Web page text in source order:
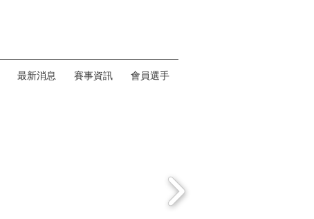
最新消息 賽事資訊 會員選手